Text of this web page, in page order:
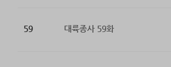
59 대륙종사 59화